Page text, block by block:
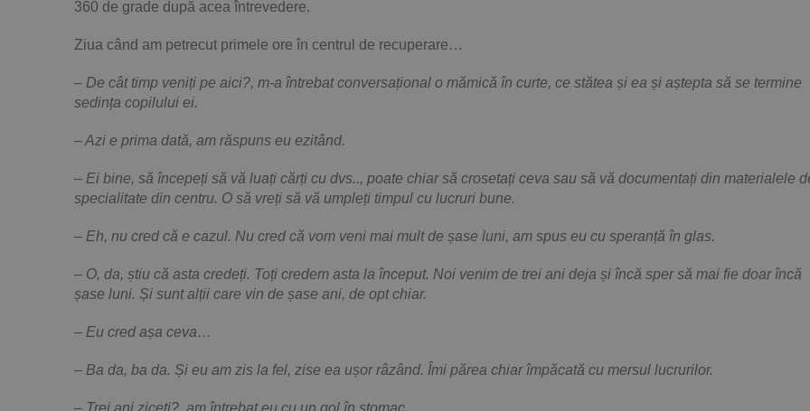
360 de grade după acea întrevedere.
Ziua când am petrecut primele ore în centrul de recuperare…
– De cât timp veniți pe aici?, m-a întrebat conversațional o mămică în curte, ce stătea și ea și aștepta să se termine
sedința copilului ei.
– Azi e prima dată, am răspuns eu ezitând.
– Ei bine, să începeți să vă luați cărți cu dvs.., poate chiar să crosetați ceva sau să vă documentați din materialele
specialitate din centru. O să vreți să vă umpleți timpul cu lucruri bune.
– Eh, nu cred că e cazul. Nu cred că vom veni mai mult de șase luni, am spus eu cu speranță în glas.
– O, da, știu că asta credeți. Toți credem asta la început. Noi venim de trei ani deja și încă sper să mai fie doar încă
șase luni. Și sunt alții care vin de șase ani, de opt chiar.
– Eu cred așa ceva…
– Ba da, ba da. Și eu am zis la fel, zise ea ușor râzând. Îmi părea chiar împăcată cu mersul lucrurilor.
– Trei ani ziceți?, am întrebat eu cu un gol în stomac.